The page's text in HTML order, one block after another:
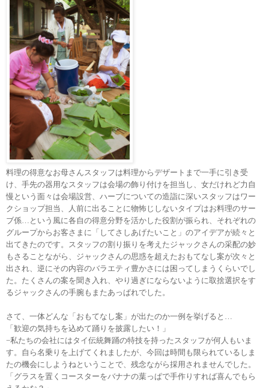
料理の得意なお母さんスタッフは料理からデザートまで一手に引き受
け、手先の器用なスタッフは会場の飾り付けを担当し、女だけれど力自
慢という面々は会場設営、ハーブについての造詣に深いスタッフはワー
クショップ担当、人前に出ることに物怖じしないタイプはお料理のサー
ブ係…という風に各自の得意分野を活かした役割が振られ、それぞれの
グループからお客さまに「してさしあげたいこと」のアイデアが続々と
出てきたのです。スタッフの割り振りを考えたジャックさんの采配の妙
もさることながら、ジャックさんの思惑を超えたおもてなし案が次々と
出され、逆にその内容のバラエティ豊かさには困ってしまうくらいでし
た。たくさんの案を聞き入れ、やり過ぎにならないように取捨選択をす
るジャックさんの手腕もまたあっぱれでした。
さて、一体どんな「おもてなし案」が出たのか一例を挙げると…
「歓迎の気持ちを込めて踊りを披露したい！」
−私たちの会社にはタイ伝統舞踊の特技を持ったスタッフが何人もいま
す。自ら名乗りを上げてくれましたが、今回は時間も限られているしま
たの機会にしようねということで、残念ながら採用されませんでした。
「グラスを置くコースターをバナナの葉っぱで手作りすれば喜んでもら